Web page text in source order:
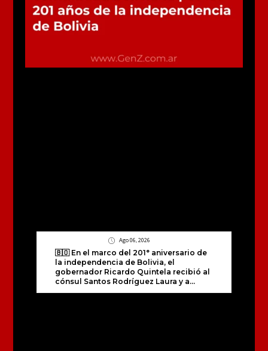
Ago 06, 2026
🇧🇴 En el marco del 201° aniversario de
la independencia de Bolivia, el
gobernador Ricardo Quintela recibió al
cónsul Santos Rodríguez Laura y a...